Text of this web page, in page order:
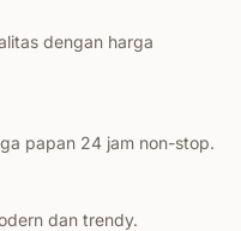
dengan harga
papan 24 jam non-stop.
dan trendy.